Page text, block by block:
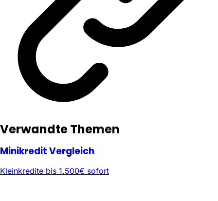
Verwandte Themen
Minikredit Vergleich
Kleinkredite bis 1.500€ sofort